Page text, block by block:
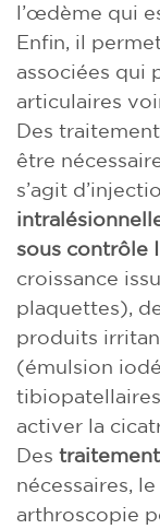
l’œdème qui
Enfin, il
associées qui
articulaires
Des
être
s’agit
sous contrôle
croissance
plaquettes),
produits
(émulsion
activer la
Des
nécessaires,
arthroscopie